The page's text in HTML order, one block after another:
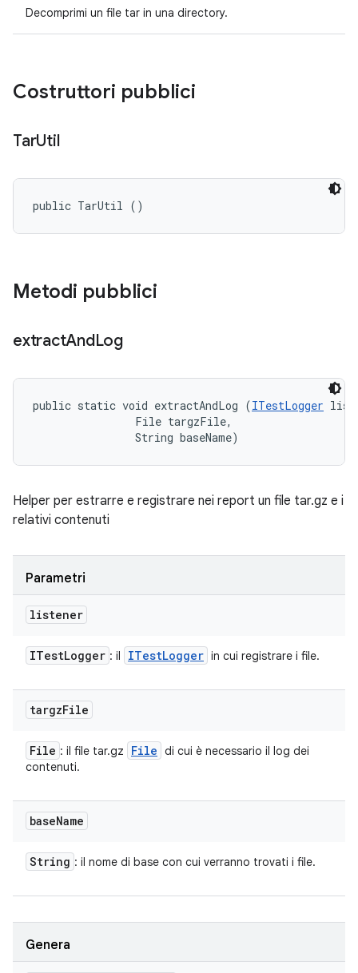
Decomprimi un file tar in una directory.
Costruttori pubblici
TarUtil
public TarUtil ()
Metodi pubblici
extractAndLog
public static void extractAndLog (ITestLogger
                File targzFile,
                String baseName)
Helper per estrarre e registrare nei report un file tar.gz e i
relativi contenuti
Parametri
listener
ITestLogger : il ITestLogger in cui registrare i file.
targzFile
File : il file tar.gz File di cui è necessario il log dei
contenuti.
baseName
String : il nome di base con cui verranno trovati i file.
Genera